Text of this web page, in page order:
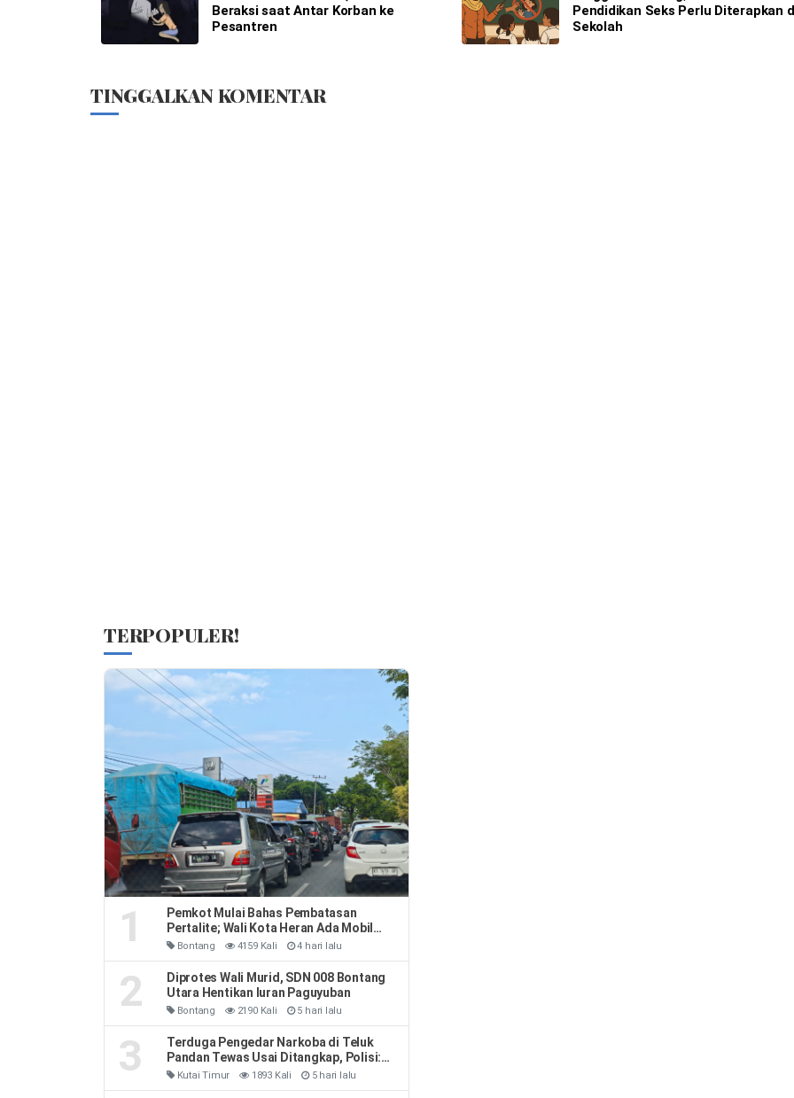
Beraksi saat Antar Korban ke
Pesantren
Pendidikan Seks Perlu Diterapkan
Sekolah
TINGGALKAN KOMENTAR
TERPOPULER!
1
Pemkot Mulai Bahas Pembatasan
Pertalite; Wali Kota Heran Ada Mobil
Habiskan 40 Liter Sehari
Bontang 4159 Kali 4 hari lalu
2
Diprotes Wali Murid, SDN 008 Bontang
Utara Hentikan Iuran Paguyuban
Bontang 2190 Kali 5 hari lalu
3
Terduga Pengedar Narkoba di Teluk
Pandan Tewas Usai Ditangkap, Polisi:
Sempat Melawan dan Mengeluh Sesak
Napas
Kutai Timur 1893 Kali 5 hari lalu